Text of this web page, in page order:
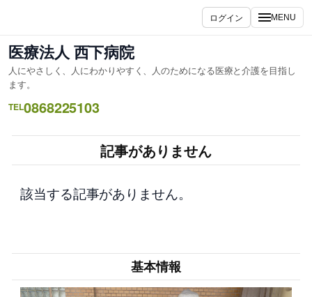
を
ス
キ
ッ
プ
ログイン MENU
医療法人 西下病院
人にやさしく、人にわかりやすく、人のためになる医療と介護を目指し
ます。
TEL0868225103
記事がありません
該当する記事がありません。
基本情報